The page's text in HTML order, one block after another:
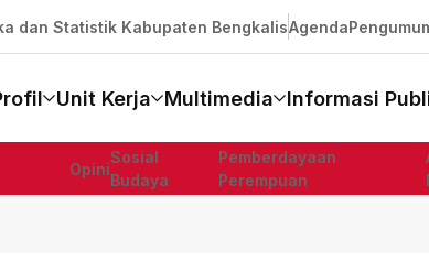
dan Statistik Kabupaten BengkalisAgenda
Unit Kerja Multimedia Informasi
Opini
Sosial
Budaya
Pemberdayaan
Perempuan